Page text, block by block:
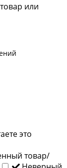
или
это
товар/